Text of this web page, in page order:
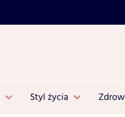
Styl życia